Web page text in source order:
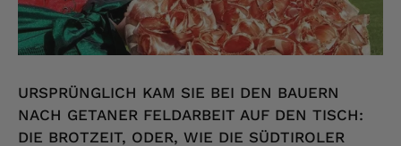
URSPRÜNGLICH KAM SIE BEI DEN BAUERN
NACH GETANER FELDARBEIT AUF DEN TISCH:
DIE BROTZEIT, ODER, WIE DIE SÜDTIROLER